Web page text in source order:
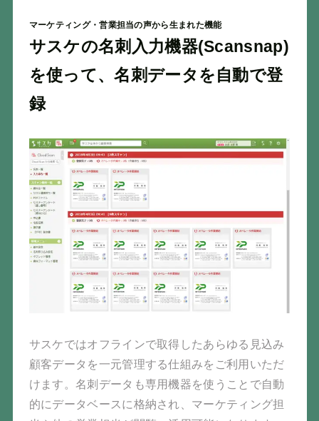
マーケティング・営業担当の声から生まれた機能
サスケの名刺入力機器(Scansnap)
を使って、名刺データを自動で登
録
サスケではオフラインで取得したあらゆる見込み
顧客データを一元管理する仕組みをご利用いただ
けます。名刺データも専用機器を使うことで自動
的にデータベースに格納され、マーケティング担